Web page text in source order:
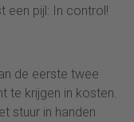
een pijl: In control!
de eerste twee
te krijgen in kosten.
stuur in handen